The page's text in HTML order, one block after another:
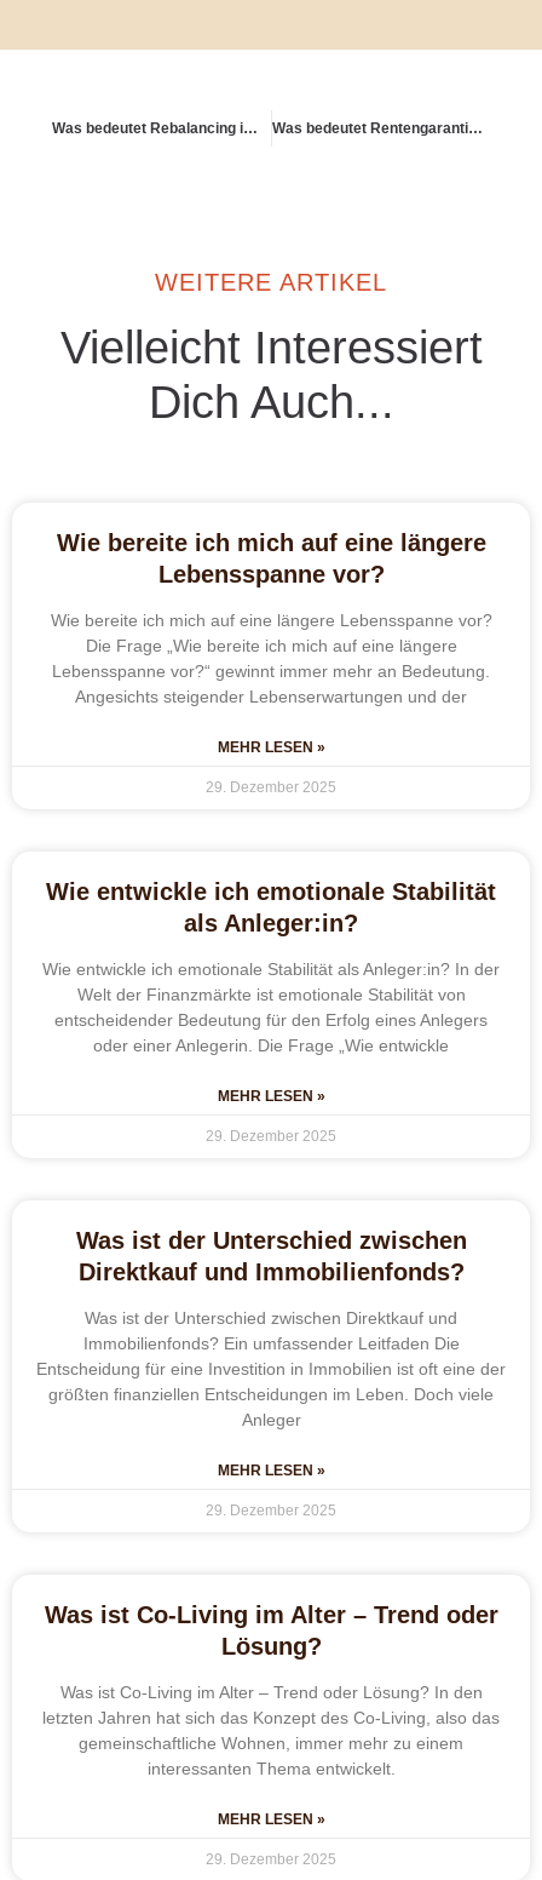
Was bedeutet Rebalancing im Depot? Was bedeutet Rentengarantiezeit?
WEITERE ARTIKEL
Vielleicht Interessiert
Dich Auch...
Wie bereite ich mich auf eine längere
Lebensspanne vor?
Wie bereite ich mich auf eine längere Lebensspanne vor?
Die Frage „Wie bereite ich mich auf eine längere
Lebensspanne vor?“ gewinnt immer mehr an Bedeutung.
Angesichts steigender Lebenserwartungen und der
MEHR LESEN »
29. Dezember 2025
Wie entwickle ich emotionale Stabilität
als Anleger:in?
Wie entwickle ich emotionale Stabilität als Anleger:in? In der
Welt der Finanzmärkte ist emotionale Stabilität von
entscheidender Bedeutung für den Erfolg eines Anlegers
oder einer Anlegerin. Die Frage „Wie entwickle
MEHR LESEN »
29. Dezember 2025
Was ist der Unterschied zwischen
Direktkauf und Immobilienfonds?
Was ist der Unterschied zwischen Direktkauf und
Immobilienfonds? Ein umfassender Leitfaden Die
Entscheidung für eine Investition in Immobilien ist oft eine der
größten finanziellen Entscheidungen im Leben. Doch viele
Anleger
MEHR LESEN »
29. Dezember 2025
Was ist Co-Living im Alter – Trend oder
Lösung?
Was ist Co-Living im Alter – Trend oder Lösung? In den
letzten Jahren hat sich das Konzept des Co-Living, also das
gemeinschaftliche Wohnen, immer mehr zu einem
interessanten Thema entwickelt.
MEHR LESEN »
29. Dezember 2025